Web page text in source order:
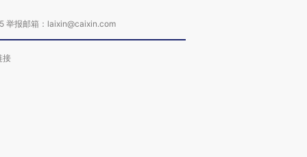
举报邮箱：laixin@caixin.com
接